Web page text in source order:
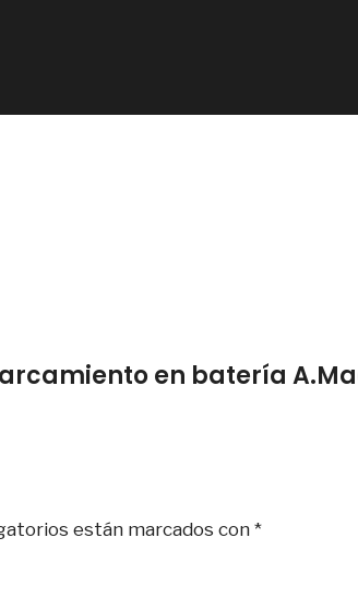
en batería
están marcados con*